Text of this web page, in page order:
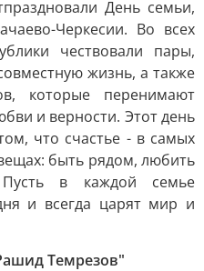
День семьи,
Черкесии. Во всех
чествовали пары,
жизнь, а также
которые перенимают
и верности. Этот день
что счастье - в самых
быть рядом, любить
в каждой семье
и всегда царят мир и
Темрезов"